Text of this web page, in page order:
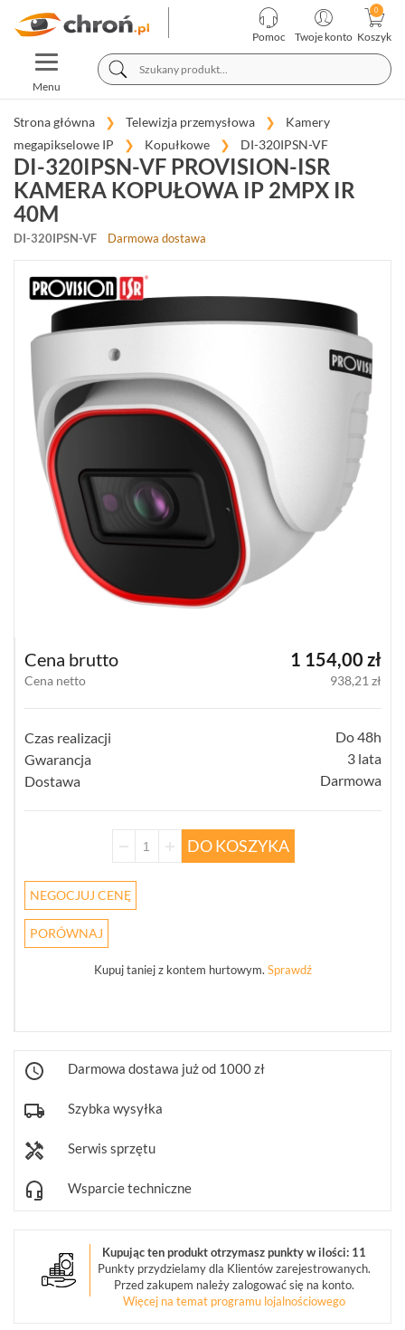
Pomoc Twoje konto Koszyk
TOGGLE
NAVIGATION
Menu
KATEGORIE
PRODUCENCI
TELEWIZJA
PRZEMYSŁOWA
KAMERY
MEGAPIKSELOWE
IP
(981)
(352)
(86)
FISHEYE
(14)
KOMPAKTOWE
TERMOWIZYJNE
(57)
PANORAMICZNE
(18)
PINHOLE
WI-
FI
HOME
SPECJALNE
(12)
IP
(274)
KAMERY
PUSZKI
UCHWYTY
STERUJĄCE
(10)
OBIEKTYWY
MEGAPIKSELOWE
(5)
Strona główna Telewizja przemysłowa
Kamery
megapikselowe IP
Kopułkowe DI-320IPSN-VF
DI-320IPSN-VF PROVISION-ISR
KAMERA KOPUŁOWA IP 2MPX IR
40M
DI-320IPSN-VF Darmowa dostawa
Cena brutto 1 154,00 zł
Cena netto 938,21 zł
Czas realizacji
Do 48h
Gwarancja
3 lata
Dostawa
Darmowa
DO KOSZYKA
NEGOCJUJ CENĘ
PORÓWNAJ
Kupuj taniej z kontem hurtowym. Sprawdź
Darmowa dostawa już od 1000 zł
Szybka wysyłka
Serwis sprzętu
Wsparcie techniczne
Kupując ten produkt otrzymasz punkty w ilości: 11
Punkty przydzielamy dla Klientów zarejestrowanych.
Przed zakupem należy zalogować się na konto.
Więcej na temat programu lojalnościowego